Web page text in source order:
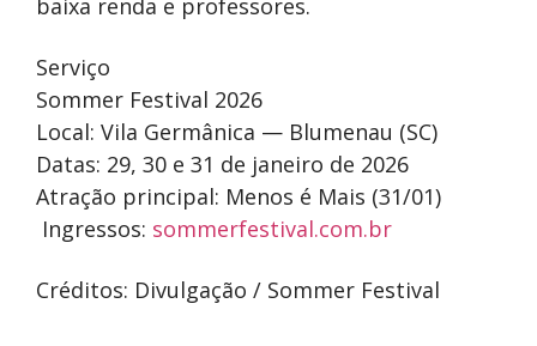
baixa renda e professores.
Serviço
Sommer Festival 2026
Local: Vila Germânica — Blumenau (SC)
Datas: 29, 30 e 31 de janeiro de 2026
Atração principal: Menos é Mais (31/01)
️ Ingressos: sommerfestival.com.br
Créditos: Divulgação / Sommer Festival